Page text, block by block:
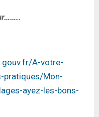
A-votre-
pratiques/Mon-
ayez-les-bons-